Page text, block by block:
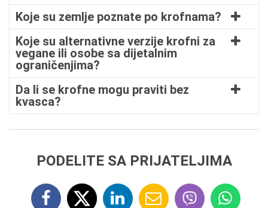
Koje su zemlje poznate po krofnama?
Koje su alternativne verzije krofni za
vegane ili osobe sa dijetalnim
ograničenjima?
Da li se krofne mogu praviti bez
kvasca?
PODELITE SA PRIJATELJIMA